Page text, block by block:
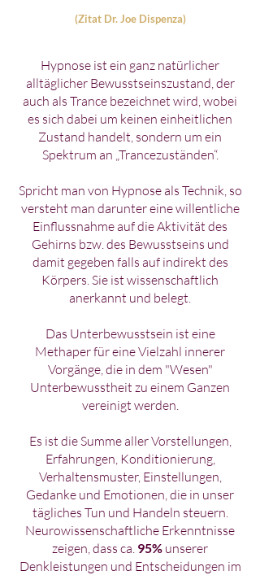
(Zitat Dr. Joe Dispenza)
Hypnose ist ein ganz natürlicher
alltäglicher Bewusstseinszustand, der
auch als Trance bezeichnet wird, wobei
es sich dabei um keinen einheitlichen
Zustand handelt, sondern um ein
Spektrum an „Trancezuständen“.
Spricht man von Hypnose als Technik, so
versteht man darunter eine willentliche
Einflussnahme auf die Aktivität des
Gehirns bzw. des Bewusstseins und
damit gegeben falls auf indirekt des
Körpers. Sie ist wissenschaftlich
anerkannt und belegt.
Das Unterbewusstsein ist eine
Methaper für eine Vielzahl innerer
Vorgänge, die in dem "Wesen"
Unterbewusstheit zu einem Ganzen
vereinigt werden.
Es ist die Summe aller Vorstellungen,
Erfahrungen, Konditionierung,
Verhaltensmuster, Einstellungen,
Gedanke und Emotionen, die in unser
tägliches Tun und Handeln steuern.
Neurowissenschaftliche Erkenntnisse
zeigen, dass ca. 95% unserer
Denkleistungen und Entscheidungen im